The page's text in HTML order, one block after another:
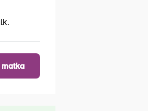
matka